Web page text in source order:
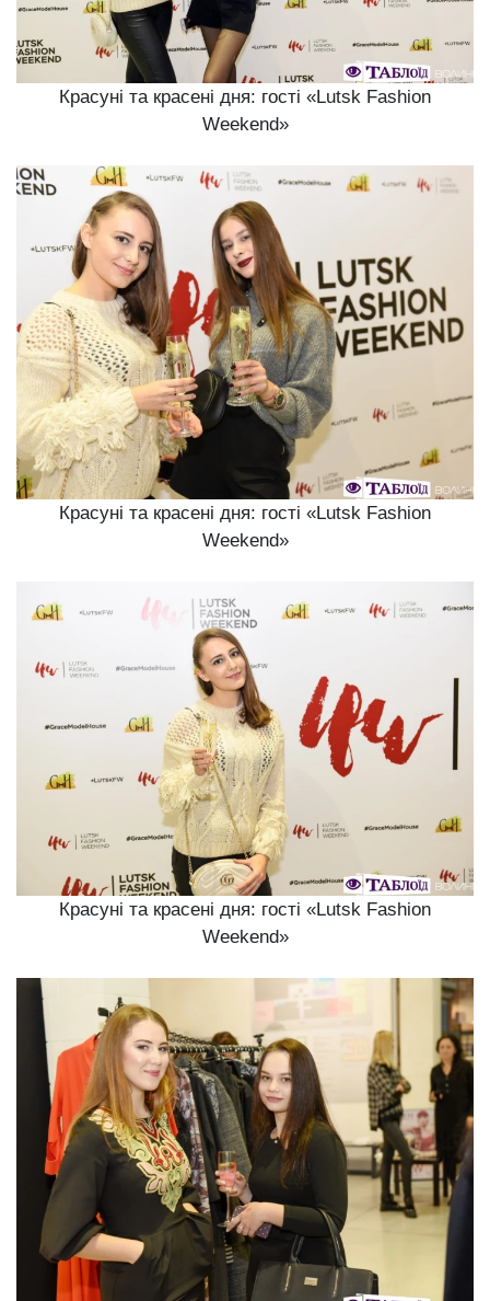
Красуні та красені дня: гості «Lutsk Fashion
Weekend»
Красуні та красені дня: гості «Lutsk Fashion
Weekend»
Красуні та красені дня: гості «Lutsk Fashion
Weekend»